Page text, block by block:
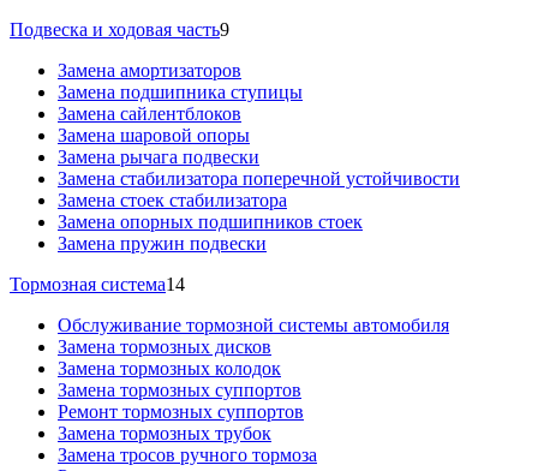
Подвеска и ходовая часть9
Замена амортизаторов
Замена подшипника ступицы
Замена сайлентблоков
Замена шаровой опоры
Замена рычага подвески
Замена стабилизатора поперечной устойчивости
Замена стоек стабилизатора
Замена опорных подшипников стоек
Замена пружин подвески
Тормозная система14
Обслуживание тормозной системы автомобиля
Замена тормозных дисков
Замена тормозных колодок
Замена тормозных суппортов
Ремонт тормозных суппортов
Замена тормозных трубок
Замена тросов ручного тормоза